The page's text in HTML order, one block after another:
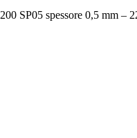
SP05 spessore 0,5 mm –
TOP